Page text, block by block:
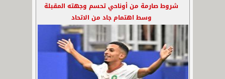
شروط صارمة من أوناحي تحسم وجهته المقبلة
وسط اهتمام جاد من الاتحاد